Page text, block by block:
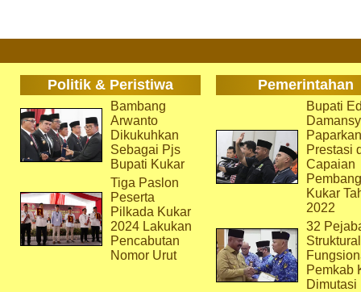
Politik & Peristiwa Pemerintahan
Bambang
Arwanto
Dikukuhkan
Sebagai Pjs
Bupati Kukar
Tiga Paslon
Peserta
Pilkada Kukar
2024 Lakukan
Pencabutan
Nomor Urut
Bupati
Paparkan
Prestasi
Capaian
Kukar
2022
32
Pemkab
Dimutasi